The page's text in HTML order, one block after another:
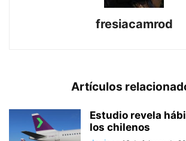
fresiacamrod
Artículos
Estudio revela
los chilenos